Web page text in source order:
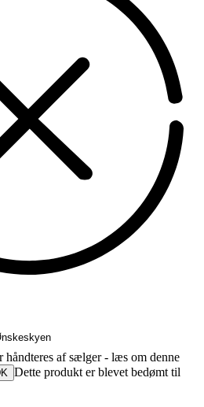
håndteres af sælger - læs om denne
Dette produkt er blevet bedømt til